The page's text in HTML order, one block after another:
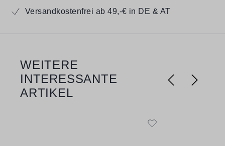
Versandkostenfrei ab 49,-€ in DE & AT
Produktgalerie überspringen
WEITERE
INTERESSANTE
ARTIKEL